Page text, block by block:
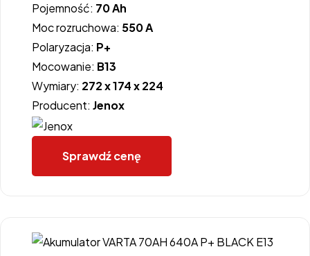
Pojemność: 70 Ah
Moc rozruchowa: 550 A
Polaryzacja: P+
Mocowanie: B13
Wymiary: 272 x 174 x 224
Producent: Jenox
Sprawdź cenę